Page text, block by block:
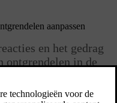
aanpassen
en het gedrag
ontgrendelen in de